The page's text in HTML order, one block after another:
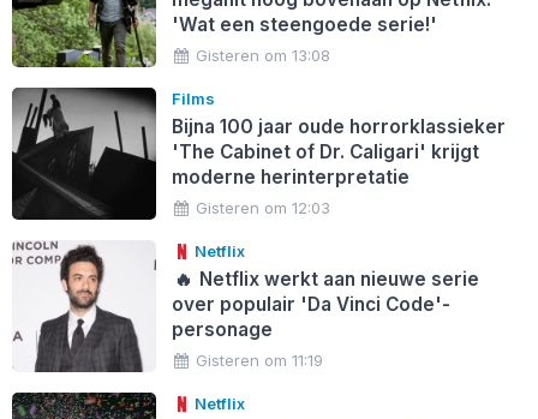
'Wat een steengoede serie!'
Gisteren om 13:08
Films
Bijna 100 jaar oude horrorklassieker
'The Cabinet of Dr. Caligari' krijgt
moderne herinterpretatie
Gisteren om 12:03
Netflix
🔥 Netflix werkt aan nieuwe serie
over populair 'Da Vinci Code'-
personage
Gisteren om 11:19
Netflix